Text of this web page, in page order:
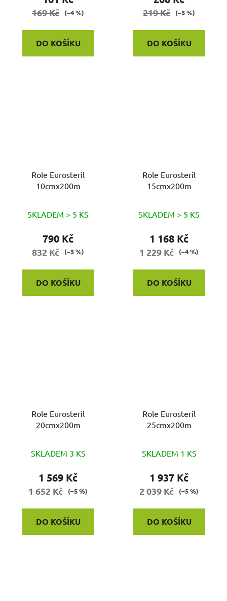
169 Kč (–4 %)
DO KOŠÍKU
219 Kč (–5 %)
DO KOŠÍKU
Role Eurosteril
10cmx200m
SKLADEM > 5 KS
790 Kč
832 Kč (–5 %)
DO KOŠÍKU
Role Eurosteril
15cmx200m
SKLADEM > 5 KS
1 168 Kč
1 229 Kč (–4 %)
DO KOŠÍKU
Role Eurosteril
20cmx200m
SKLADEM 3 KS
1 569 Kč
1 652 Kč (–5 %)
DO KOŠÍKU
Role Eurosteril
25cmx200m
SKLADEM 1 KS
1 937 Kč
2 039 Kč (–5 %)
DO KOŠÍKU